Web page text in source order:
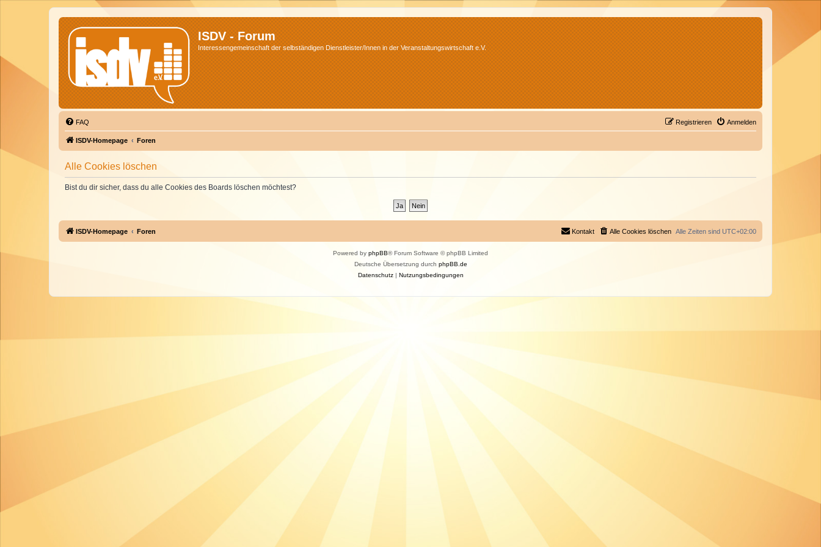
ISDV - Forum
Interessengemeinschaft der selbständigen Dienstleister/Innen in der Veranstaltungswirtschaft e.V.
FAQ Anmelden
Registrieren
ISDV-Homepage Foren
Alle Cookies löschen
Bist du dir sicher, dass du alle Cookies des Boards löschen möchtest?
ISDV-Homepage Foren Alle Zeiten sind UTC+02:00
Alle Cookies löschen
Kontakt
Powered by phpBB® Forum Software © phpBB Limited
Deutsche Übersetzung durch phpBB.de
Datenschutz| Nutzungsbedingungen